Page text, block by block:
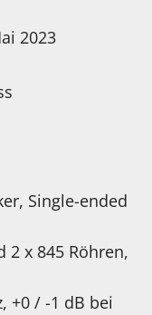
2023
Single-ended
2 x 845 Röhren,
+0 / -1 dB bei